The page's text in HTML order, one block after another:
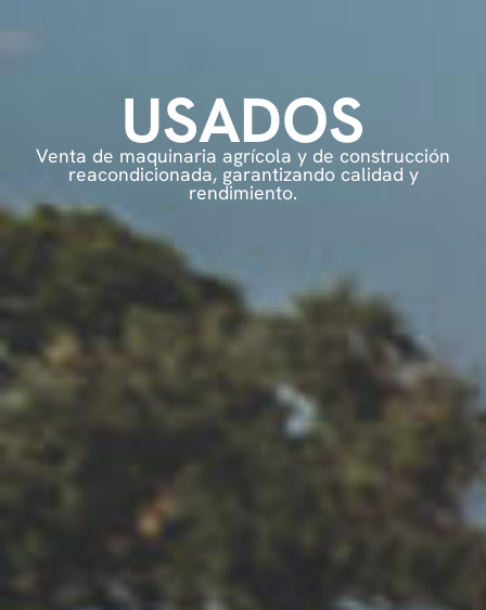
USADOS
Venta de maquinaria agrícola y de construcción
reacondicionada, garantizando calidad y
rendimiento.